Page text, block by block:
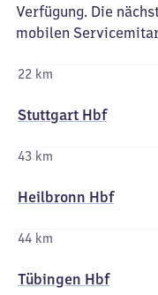
Verfügung. Die
mobilen
22 km
Stuttgart Hbf
43 km
Heilbronn Hbf
44 km
Tübingen Hbf